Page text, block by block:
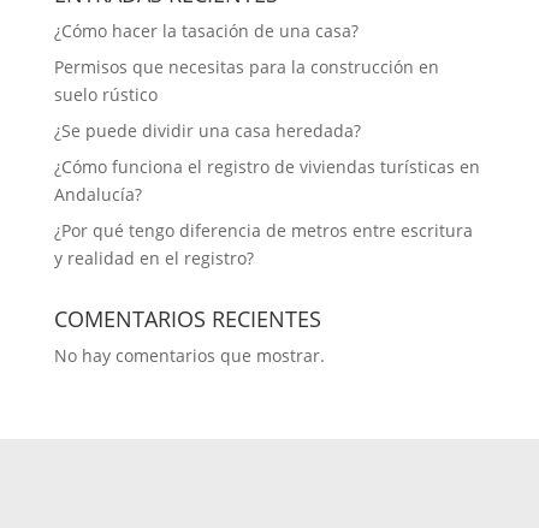
¿Cómo hacer la tasación de una casa?
Permisos que necesitas para la construcción en
suelo rústico
¿Se puede dividir una casa heredada?
¿Cómo funciona el registro de viviendas turísticas en
Andalucía​?
¿Por qué tengo diferencia de metros entre escritura
y realidad en el registro?
COMENTARIOS RECIENTES
No hay comentarios que mostrar.